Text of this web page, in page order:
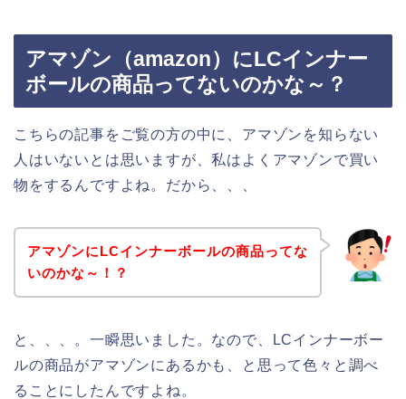
アマゾン（amazon）にLCインナー
ボールの商品ってないのかな～？
こちらの記事をご覧の方の中に、アマゾンを知らない
人はいないとは思いますが、私はよくアマゾンで買い
物をするんですよね。だから、、、
アマゾンにLCインナーボールの商品ってな
いのかな～！？
と、、、。一瞬思いました。なので、LCインナーボー
ルの商品がアマゾンにあるかも、と思って色々と調べ
ることにしたんですよね。